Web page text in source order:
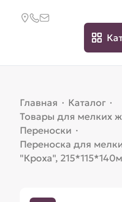
Главная · Каталог ·
Товары для мелких
Переноски ·
Переноска для
"Кроха",